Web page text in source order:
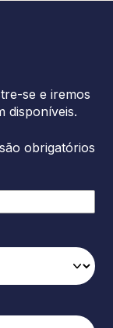
se e iremos
disponíveis.
obrigatórios